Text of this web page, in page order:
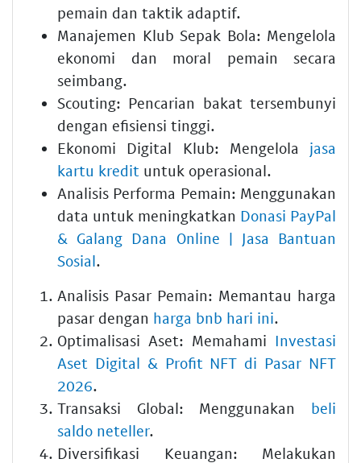
pemain dan taktik adaptif.
Manajemen Klub Sepak Bola: Mengelola
ekonomi dan moral pemain secara
seimbang.
Scouting: Pencarian bakat tersembunyi
dengan efisiensi tinggi.
Ekonomi Digital Klub: Mengelola jasa
kartu kredit untuk operasional.
Analisis Performa Pemain: Menggunakan
data untuk meningkatkan Donasi PayPal
& Galang Dana Online | Jasa Bantuan
Sosial.
Analisis Pasar Pemain: Memantau harga
pasar dengan harga bnb hari ini.
Optimalisasi Aset: Memahami Investasi
Aset Digital & Profit NFT di Pasar NFT
2026.
Transaksi Global: Menggunakan beli
saldo neteller.
Diversifikasi Keuangan: Melakukan